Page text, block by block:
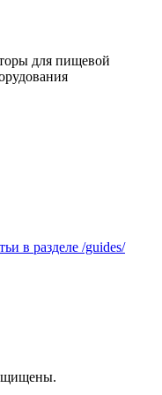
для пищевой
в разделе /guides/